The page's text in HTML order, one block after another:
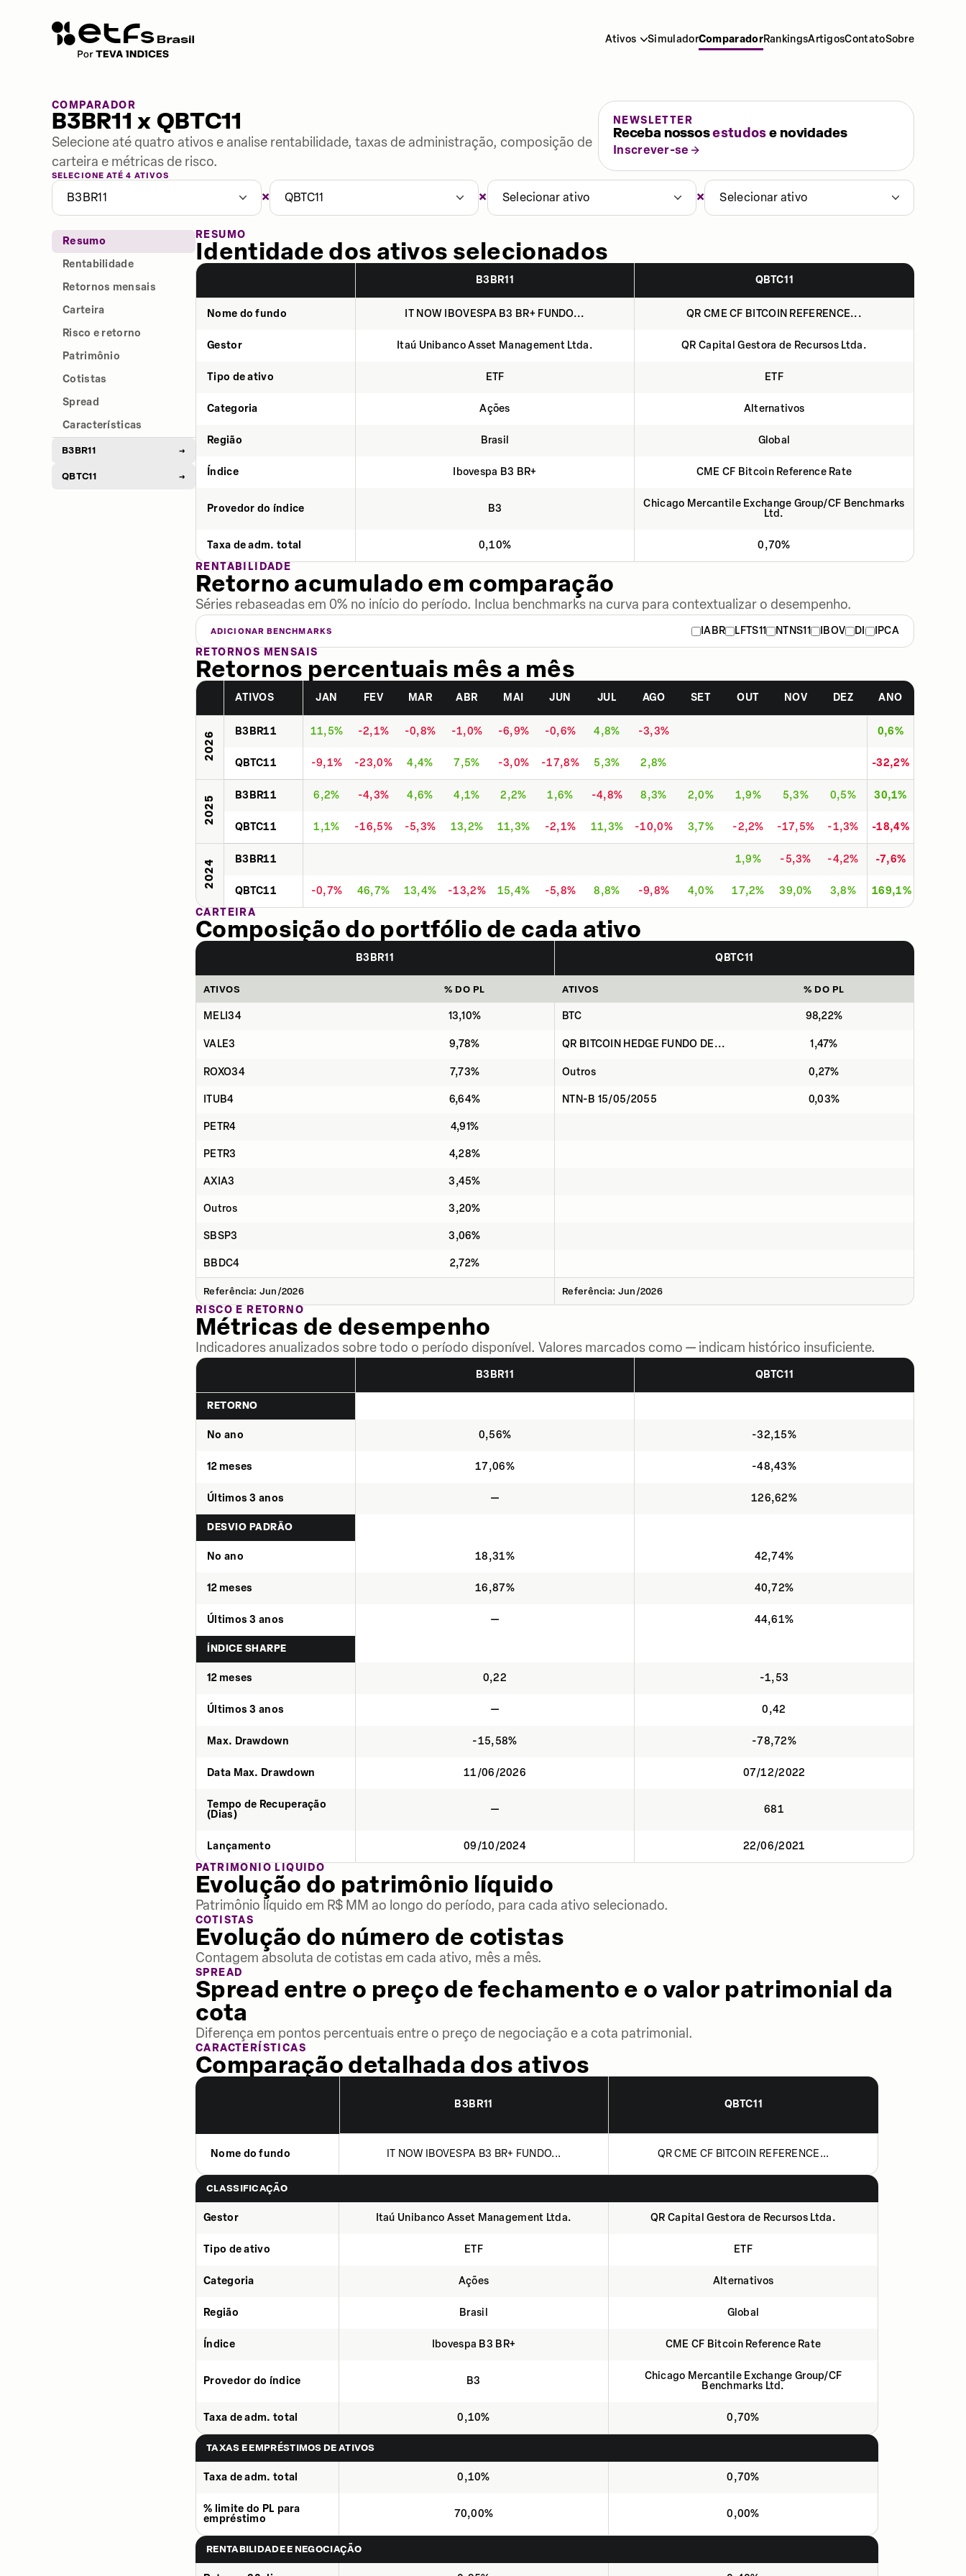
Ativos SimuladorComparadorRankingsArtigosContatoSobre
COMPARADOR
B3BR11 x QBTC11
Selecione até quatro ativos e analise rentabilidade, taxas de administração, composição de
carteira e métricas de risco.
NEWSLETTER
Receba nossosestudose novidades
Inscrever-se
SELECIONE ATÉ 4 ATIVOS
B3BR11 × QBTC11 × Selecionar ativo × Selecionar ativo
Resumo
Rentabilidade
Retornos mensais
Carteira
Risco e retorno
Patrimônio
Cotistas
Spread
Características
B3BR11 →
QBTC11 →
RESUMO
Identidade dos ativos selecionados
B3BR11 QBTC11
Nome do fundo IT NOW IBOVESPA B3 BR+ FUNDO... QR CME CF BITCOIN REFERENCE...
Gestor Itaú Unibanco Asset Management Ltda. QR Capital Gestora de Recursos Ltda.
Tipo de ativo ETF ETF
Categoria Ações Alternativos
Região Brasil Global
Índice Ibovespa B3 BR+ CME CF Bitcoin Reference Rate
Provedor do índice B3
Chicago Mercantile Exchange Group/CF Benchmarks
Ltd.
Taxa de adm. total 0,10%
0,70%
RENTABILIDADE
Retorno acumulado em comparação
Séries rebaseadas em 0% no início do período. Inclua benchmarks na curva para contextualizar o desempenho.
ADICIONAR BENCHMARKS IABR LFTS11 NTNS11 IBOV DI
IPCA
RETORNOS MENSAIS
Retornos percentuais mês a mês
ATIVOS JAN FEV MAR ABR MAI JUN JUL AGO SET OUT NOV DEZ ANO
2026 B3BR11 11,5% -2,1% -0,8% -1,0% -6,9% -0,6% 4,8% -3,3% 0,6%
QBTC11 -9,1% -23,0% 4,4% 7,5% -3,0% -17,8% 5,3% 2,8% -32,2%
2025 B3BR11 6,2% -4,3% 4,6% 4,1% 2,2% 1,6% -4,8% 8,3% 2,0% 1,9% 5,3% 0,5% 30,1%
QBTC11 1,1% -16,5% -5,3% 13,2% 11,3% -2,1% 11,3% -10,0% 3,7% -2,2% -17,5% -1,3% -18,4%
2024 B3BR11 1,9% -5,3% -4,2% -7,6%
QBTC11 -0,7% 46,7% 13,4% -13,2% 15,4% -5,8% 8,8% -9,8% 4,0% 17,2% 39,0% 3,8%
169,1%
CARTEIRA
Composição do portfólio de cada ativo
B3BR11 QBTC11
ATIVOS % DO PL ATIVOS % DO PL
MELI34 13,10% BTC 98,22%
VALE3 9,78% QR BITCOIN HEDGE FUNDO DE... 1,47%
ROXO34 7,73% Outros 0,27%
ITUB4 6,64% NTN-B 15/05/2055 0,03%
PETR4 4,91%
PETR3 4,28%
AXIA3 3,45%
Outros 3,20%
SBSP3 3,06%
BBDC4 2,72%
Referência: Jun/2026 Referência: Jun/2026
RISCO E RETORNO
Métricas de desempenho
Indicadores anualizados sobre todo o período disponível. Valores marcados como — indicam histórico insuficiente.
B3BR11 QBTC11
RETORNO
No ano 0,56% -32,15%
12 meses 17,06% -48,43%
Últimos 3 anos — 126,62%
DESVIO PADRÃO
No ano 18,31% 42,74%
12 meses 16,87% 40,72%
Últimos 3 anos — 44,61%
ÍNDICE SHARPE
12 meses 0,22 -1,53
Últimos 3 anos — 0,42
Max. Drawdown -15,58% -78,72%
Data Max. Drawdown 11/06/2026 07/12/2022
Tempo de Recuperação
(Dias)
— 681
Lançamento 09/10/2024
22/06/2021
PATRIMÔNIO LÍQUIDO
Evolução do patrimônio líquido
Patrimônio líquido em R$ MM ao longo do período, para cada ativo selecionado.
COTISTAS
Evolução do número de cotistas
Contagem absoluta de cotistas em cada ativo, mês a mês.
SPREAD
Spread entre o preço de fechamento e o valor patrimonial da
cota
Diferença em pontos percentuais entre o preço de negociação e a cota patrimonial.
CARACTERÍSTICAS
Comparação detalhada dos ativos
B3BR11 QBTC11
Nome do fundo IT NOW IBOVESPA B3 BR+ FUNDO... QR CME CF BITCOIN REFERENCE...
CLASSIFICAÇÃO
Gestor Itaú Unibanco Asset Management Ltda. QR Capital Gestora de Recursos Ltda.
Tipo de ativo ETF ETF
Categoria Ações Alternativos
Região Brasil Global
Índice Ibovespa B3 BR+ CME CF Bitcoin Reference Rate
Provedor do índice B3
Chicago Mercantile Exchange Group/CF
Benchmarks Ltd.
Taxa de adm. total 0,10% 0,70%
TAXAS E EMPRÉSTIMOS DE ATIVOS
Taxa de adm. total 0,10% 0,70%
% limite do PL para
empréstimo
70,00% 0,00%
RENTABILIDADE E NEGOCIAÇÃO